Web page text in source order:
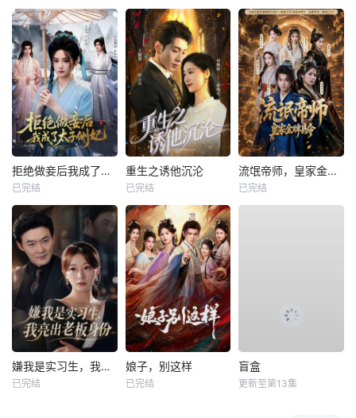
拒绝做妾后我成了太子侧妃
已完结
重生之诱他沉沦
已完结
流氓帝师，皇家金牌县令
已完结
嫌我是实习生，我亮出老板身份
已完结
娘子，别这样
已完结
盲盒
更新至第13集